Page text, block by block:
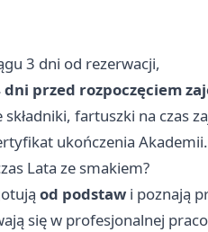
3 dni od rezerwacji,
dni przed rozpoczęciem
fartuszki na czas
ukończenia Akademii.
Lata ze smakiem?
od podstaw i poznają
się w profesjonalnej